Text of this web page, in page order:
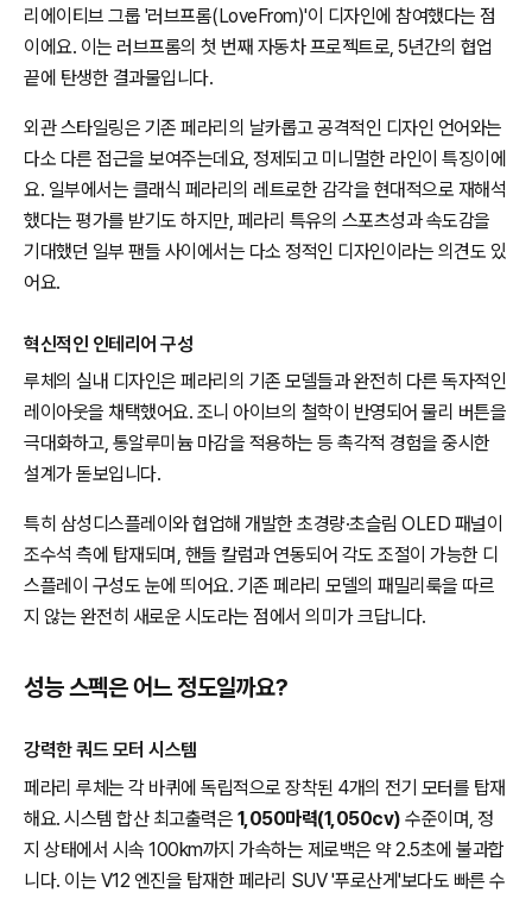
리에이티브 그룹 '러브프롬(LoveFrom)'이 디자인에 참여했다는 점
이에요. 이는 러브프롬의 첫 번째 자동차 프로젝트로, 5년간의 협업
끝에 탄생한 결과물입니다.
외관 스타일링은 기존 페라리의 날카롭고 공격적인 디자인 언어와는
다소 다른 접근을 보여주는데요, 정제되고 미니멀한 라인이 특징이에
요. 일부에서는 클래식 페라리의 레트로한 감각을 현대적으로 재해석
했다는 평가를 받기도 하지만, 페라리 특유의 스포츠성과 속도감을
기대했던 일부 팬들 사이에서는 다소 정적인 디자인이라는 의견도 있
어요.
혁신적인 인테리어 구성
루체의 실내 디자인은 페라리의 기존 모델들과 완전히 다른 독자적인
레이아웃을 채택했어요. 조니 아이브의 철학이 반영되어 물리 버튼을
극대화하고, 통알루미늄 마감을 적용하는 등 촉각적 경험을 중시한
설계가 돋보입니다.
특히 삼성디스플레이와 협업해 개발한 초경량·초슬림 OLED 패널이
조수석 측에 탑재되며, 핸들 칼럼과 연동되어 각도 조절이 가능한 디
스플레이 구성도 눈에 띄어요. 기존 페라리 모델의 패밀리룩을 따르
지 않는 완전히 새로운 시도라는 점에서 의미가 크답니다.
성능 스펙은 어느 정도일까요?
강력한 쿼드 모터 시스템
페라리 루체는 각 바퀴에 독립적으로 장착된 4개의 전기 모터를 탑재
해요. 시스템 합산 최고출력은 1,050마력(1,050cv) 수준이며, 정
지 상태에서 시속 100km까지 가속하는 제로백은 약 2.5초에 불과합
니다. 이는 V12 엔진을 탑재한 페라리 SUV '푸로산게'보다도 빠른 수